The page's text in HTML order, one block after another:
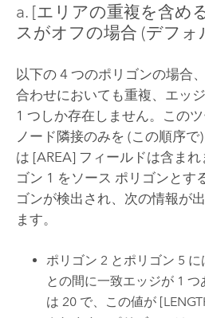
a. [エリアの重複を含め
スがオフの場合 (デフォ
以下の 4 つのポリゴンの場合
合わせにおいても重複、エッ
1 つしか存在しません。この
ノード隣接のみを (この順序
は [AREA] フィールドは含ま
ゴン 1 をソース ポリゴンとす
ゴンが検出され、次の情報が
ます。
ポリゴン 2 とポリゴン 5
との間に一致エッジが 1
は 20 で、この値が